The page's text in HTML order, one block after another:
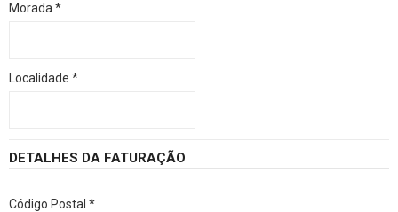
Morada *
Localidade *
DETALHES DA FATURAÇÃO
Código Postal *